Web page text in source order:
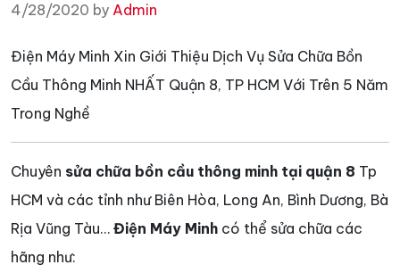
4/28/2020 by Admin
Điện Máy Minh Xin Giới Thiệu Dịch Vụ Sửa Chữa Bồn
Cầu Thông Minh NHẤT Quận 8, TP HCM Với Trên 5 Năm
Trong Nghề
Chuyên sửa chữa bồn cầu thông minh tại quận 8 Tp
HCM và các tỉnh như Biên Hòa, Long An, Bình Dương, Bà
Rịa Vũng Tàu… Điện Máy Minh có thể sửa chữa các
hãng như: